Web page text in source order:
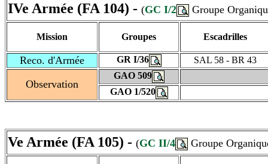
IVe Armée (FA 104) - (GC I/2 Groupe
Mission Groupes Escadrilles
Reco. d'Armée GR I/36 SAL 58 - BR 43
Observation
GAO 509
GAO 1/520
Ve Armée (FA 105) - (GC II/4 Groupe